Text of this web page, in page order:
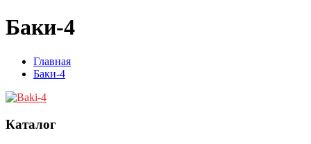
Баки-4
Главная
Баки-4
Каталог